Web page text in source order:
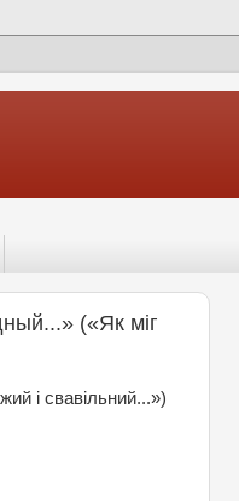
(«Як міг
і свавільний...»)